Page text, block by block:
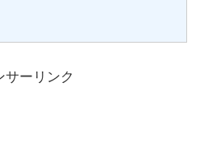
サーリンク